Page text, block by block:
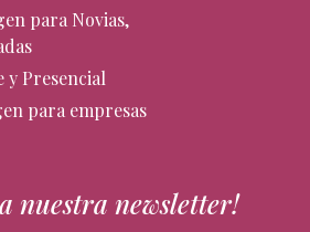
para Novias,
y Presencial
para empresas
nuestra newsletter!